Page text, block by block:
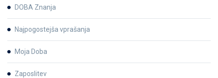
DOBA Znanja
Najpogostejša vprašanja
Moja Doba
Zaposlitev